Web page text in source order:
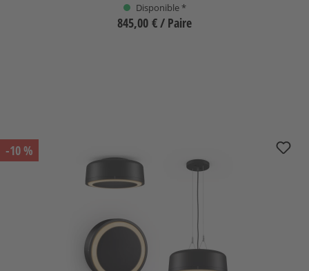
Disponible *
845,00 €/ Paire
-10 %